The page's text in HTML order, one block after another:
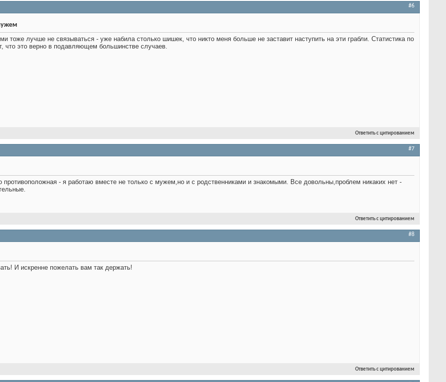
#6
тоже лучше не связываться - уже набила столько шишек, что никто меня больше не заставит наступить на эти грабли. Статистика по
что это верно в подавляющем большинстве случаев.
Ответить с цитированием
#7
противоположная - я работаю вместе не только с мужем,но и с родственниками и знакомыми. Все довольны,проблем никаких нет -
Ответить с цитированием
#8
И искренне пожелать вам так держать!
Ответить с цитированием